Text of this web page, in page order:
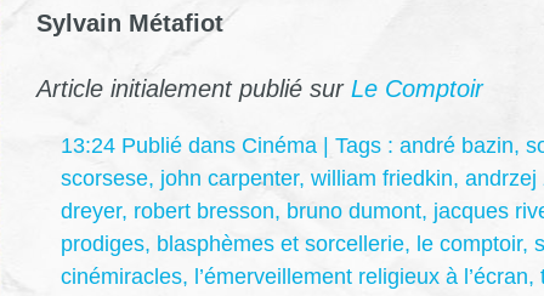
Sylvain Métafiot
Article initialement publié sur Le Comptoir
13:24 Publié dans Cinéma | Tags : andré bazin,
scorsese, john carpenter, william friedkin, andrzej
dreyer, robert bresson, bruno dumont, jacques
prodiges, blasphèmes et sorcellerie, le comptoir,
cinémiracles, l’émerveillement religieux à l’écran,